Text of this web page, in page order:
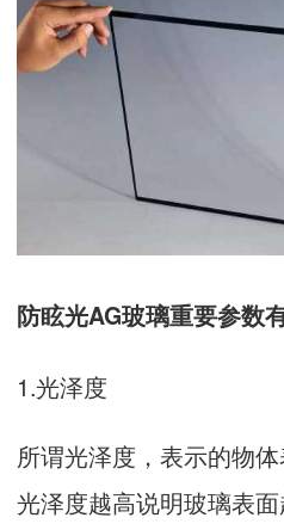
防眩光AG玻璃重要参数
1.光泽度
所谓光泽度，表示的物
光泽度越高说明玻璃表